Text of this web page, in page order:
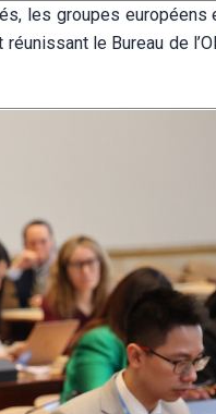
les groupes européens
le Bureau de